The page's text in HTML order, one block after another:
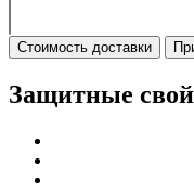
Стоимость доставки
Защитные